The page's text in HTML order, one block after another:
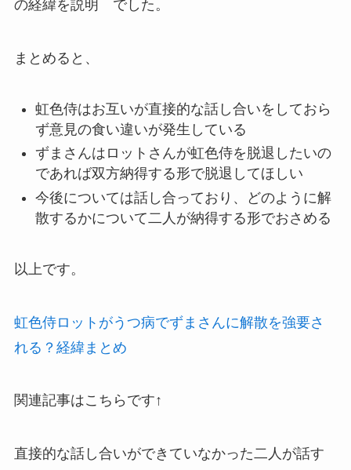
の経緯を説明 でした。
まとめると、
虹色侍はお互いが直接的な話し合いをしておら
ず意見の食い違いが発生している
ずまさんはロットさんが虹色侍を脱退したいの
であれば双方納得する形で脱退してほしい
今後については話し合っており、どのように解
散するかについて二人が納得する形でおさめる
以上です。
虹色侍ロットがうつ病でずまさんに解散を強要さ
れる？経緯まとめ
関連記事はこちらです↑
直接的な話し合いができていなかった二人が話す